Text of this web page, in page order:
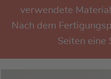
verwendete
Nach dem
Seiten eine